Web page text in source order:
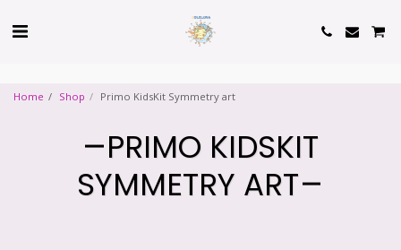
Home Shop Primo KidsKit Symmetry art
PRIMO KIDSKIT
SYMMETRY ART